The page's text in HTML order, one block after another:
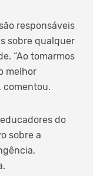
responsáveis
sobre qualquer
“Ao tomarmos
melhor
comentou.
do
sobre a